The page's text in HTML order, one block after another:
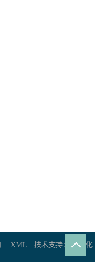
XML 技术支持： 盖德化